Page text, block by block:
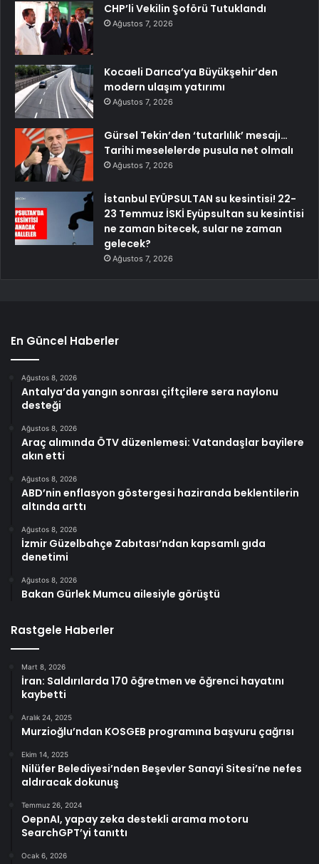
CHP’li Vekilin Şoförü Tutuklandı
Ağustos 7, 2026
Kocaeli Darıca’ya Büyükşehir’den
modern ulaşım yatırımı
Ağustos 7, 2026
Gürsel Tekin’den ‘tutarlılık’ mesajı…
Tarihi meselelerde pusula net olmalı
Ağustos 7, 2026
İstanbul EYÜPSULTAN su kesintisi! 22-
23 Temmuz İSKİ Eyüpsultan su kesintisi
ne zaman bitecek, sular ne zaman
gelecek?
Ağustos 7, 2026
En Güncel Haberler
Ağustos 8, 2026
Antalya’da yangın sonrası çiftçilere sera naylonu
desteği
Ağustos 8, 2026
Araç alımında ÖTV düzenlemesi: Vatandaşlar bayilere
akın etti
Ağustos 8, 2026
ABD’nin enflasyon göstergesi haziranda beklentilerin
altında arttı
Ağustos 8, 2026
İzmir Güzelbahçe Zabıtası’ndan kapsamlı gıda
denetimi
Ağustos 8, 2026
Bakan Gürlek Mumcu ailesiyle görüştü
Rastgele Haberler
Mart 8, 2026
İran: Saldırılarda 170 öğretmen ve öğrenci hayatını
kaybetti
Aralık 24, 2025
Murzioğlu’ndan KOSGEB programına başvuru çağrısı
Ekim 14, 2025
Nilüfer Belediyesi’nden Beşevler Sanayi Sitesi’ne nefes
aldıracak dokunuş
Temmuz 26, 2024
OepnAI, yapay zeka destekli arama motoru
SearchGPT’yi tanıttı
Ocak 6, 2026